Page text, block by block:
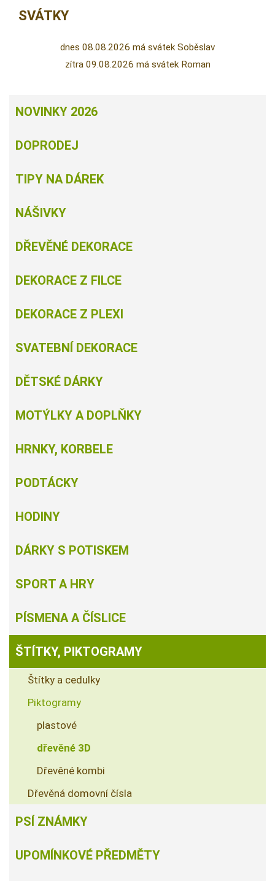
SVÁTKY
dnes 08.08.2026 má svátek Soběslav
zítra 09.08.2026 má svátek Roman
NOVINKY 2026
DOPRODEJ
TIPY NA DÁREK
NÁŠIVKY
DŘEVĚNÉ DEKORACE
DEKORACE Z FILCE
DEKORACE Z PLEXI
SVATEBNÍ DEKORACE
DĚTSKÉ DÁRKY
MOTÝLKY A DOPLŇKY
HRNKY, KORBELE
PODTÁCKY
HODINY
DÁRKY S POTISKEM
SPORT A HRY
PÍSMENA A ČÍSLICE
ŠTÍTKY, PIKTOGRAMY
Štítky a cedulky
Piktogramy
plastové
dřevěné 3D
Dřevěné kombi
Dřevěná domovní čísla
PSÍ ZNÁMKY
UPOMÍNKOVÉ PŘEDMĚTY